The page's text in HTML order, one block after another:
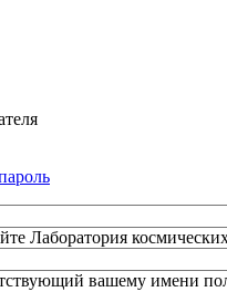
Лаборатория
вашему имени